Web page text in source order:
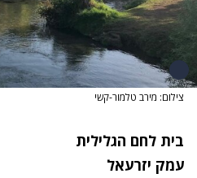
צילום: מירב טלמור-קשי
בית לחם הגלילית
עמק יזרעאל